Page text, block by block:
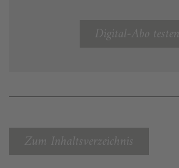
Digital-Abo testen
Zum Inhaltsverzeichnis